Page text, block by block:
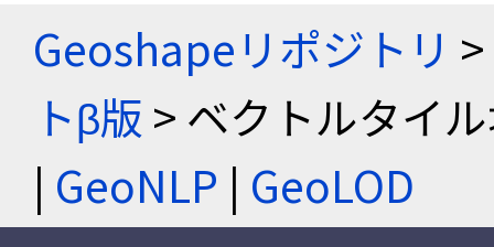
Geoshapeリポジトリ >
トβ版 > ベクトルタイ
| GeoNLP | GeoLOD